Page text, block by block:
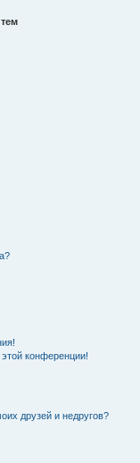
конференции!
друзей и недругов?